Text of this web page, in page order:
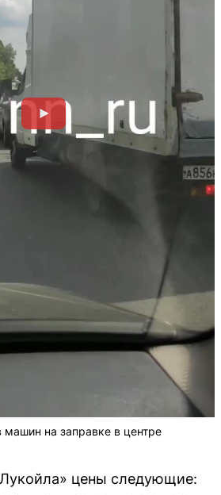
машин на заправке в центре
цены следующие: